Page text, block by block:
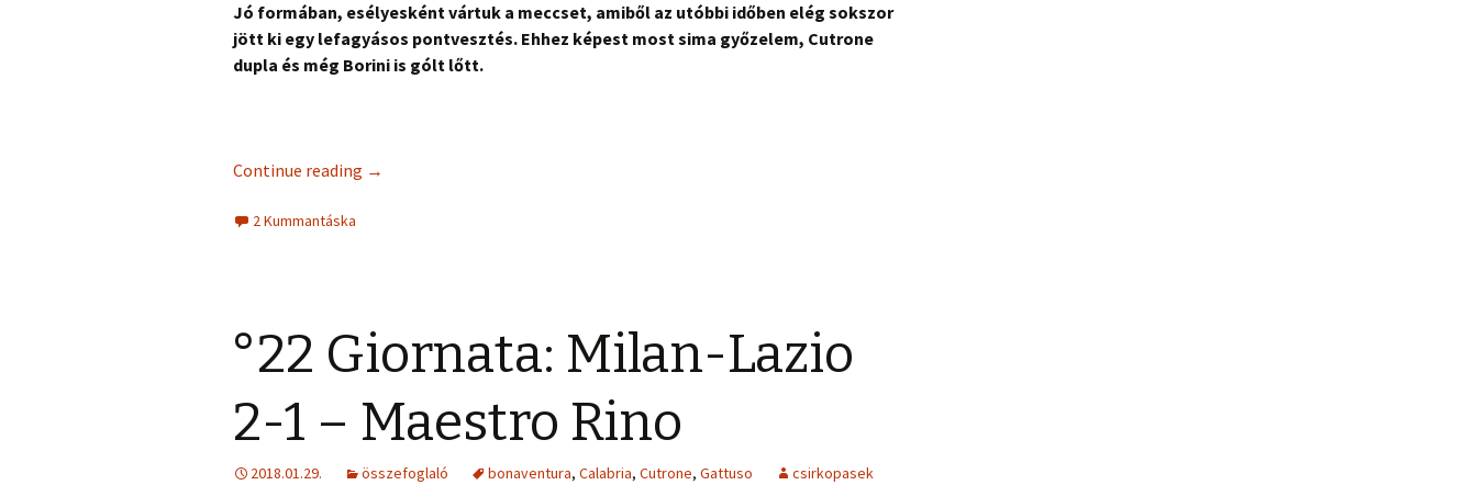
Jó formában, esélyesként vártuk a meccset, amiből az utóbbi időben elég sokszor
jött ki egy lefagyásos pontvesztés. Ehhez képest most sima győzelem, Cutrone
dupla és még Borini is gólt lőtt.
Continue reading →
2 Kummantáska
°22 Giornata: Milan-Lazio
2-1 – Maestro Rino
2018.01.29. összefoglaló bonaventura, Calabria, Cutrone, Gattuso csirkopasek